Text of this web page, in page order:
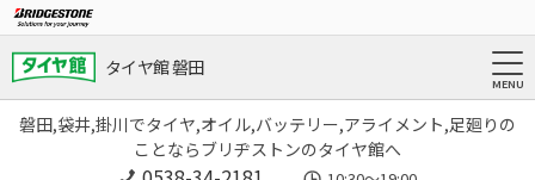
タイヤ館 磐田
磐田,袋井,掛川でタイヤ,オイル,バッテリー,アライメント,足廻りの
ことならブリヂストンのタイヤ館へ